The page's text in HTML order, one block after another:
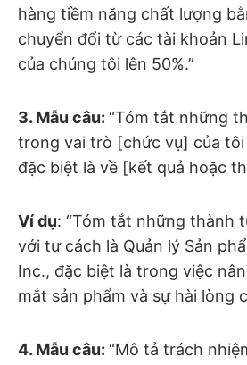
hàng tiềm năng chất lượng
chuyển đổi từ các tài khoản
của chúng tôi lên 50%.”
3. Mẫu câu: “Tóm tắt những
trong vai trò [chức vụ] của
đặc biệt là về [kết quả hoặc
Ví dụ: “Tóm tắt những thành
với tư cách là Quản lý Sản
Inc., đặc biệt là trong việc
mắt sản phẩm và sự hài lòng
4. Mẫu câu: “Mô tả trách